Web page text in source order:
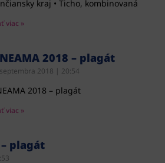
kraj • Ticho, kombinovaná
viac »
2018 – plagát
2018 20:54
2018 – plagát
viac »
– plagát